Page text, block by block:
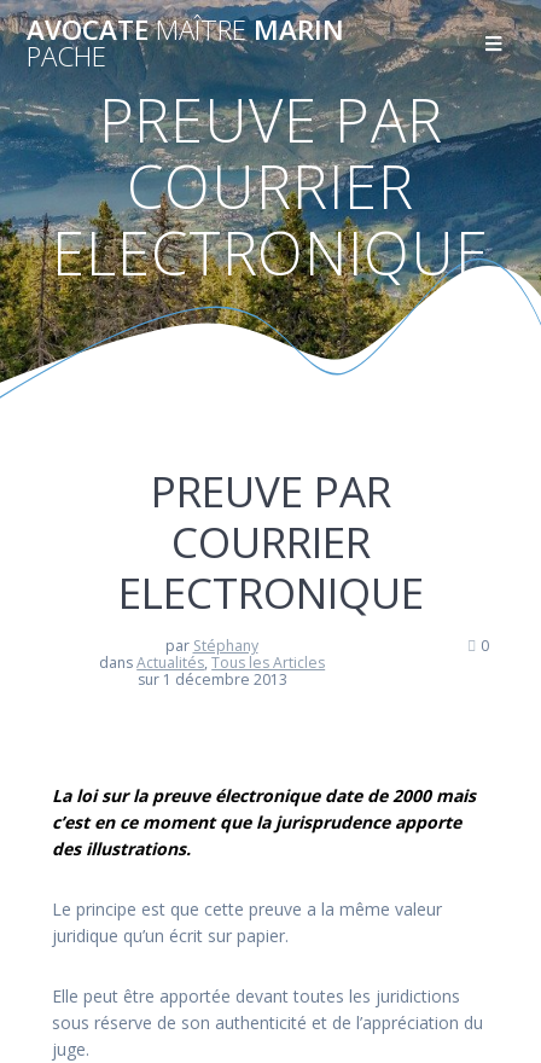
AVOCATEMAÎTREMARIN
PACHE
PREUVE PAR
COURRIER
ELECTRONIQUE
PREUVE PAR
COURRIER
ELECTRONIQUE
par Stéphany
dansActualités,Tous les Articles
sur 1 décembre 2013
0
La loi sur la preuve électronique date de 2000 mais
c’est en ce moment que la jurisprudence apporte
des illustrations.
Le principe est que cette preuve a la même valeur
juridique qu’un écrit sur papier.
Elle peut être apportée devant toutes les juridictions
sous réserve de son authenticité et de l’appréciation du
juge.